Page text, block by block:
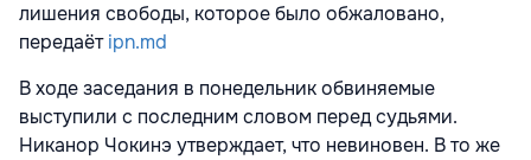
лишения свободы, которое было обжаловано,
передаётipn.md
В ходе заседания в понедельник обвиняемые
выступили с последним словом перед судьями.
Никанор Чокинэ утверждает, что невиновен. В то же